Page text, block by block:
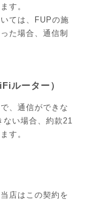
す。
ては、FUPの施
た場合、通信制
ルーター）
、通信ができな
ない場合、約款21
す。
店はこの契約を